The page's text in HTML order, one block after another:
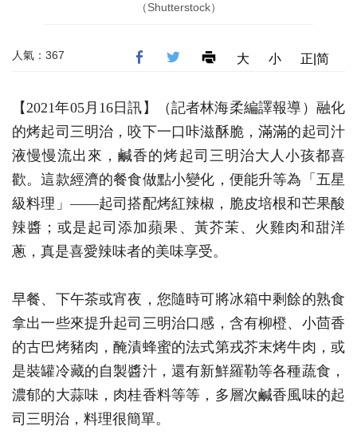
（Shutterstock）
人氣：367 大 小 正|简
【2021年05月16日訊】（記者林海柔編譯報導）融化
的烤起司三明治，咬下一口咔滋酥脆，滿滿的起司汁
液慢慢流出來，鹹香的烤起司三明治大人小孩都喜
歡。這款經濟的餐食做點小變化，便能升等為「五星
級料理」——起司搭配烤紅辣椒，脆皮培根和芒果酸
辣醬；或是起司添加蘋果、黃芥茉、火雞肉和甜洋
蔥，真是喜愛辣味者的美味享受。
早餐、下午茶或宵夜，您隨時可將冰箱中剩餘的熟食
拿出一些來提升起司三明治口感，含有柳橙、小茴香
的古巴烤豬肉，醃漬蜂蜜的法式第戎芥末烤牛肉，或
是裝罐冷藏的自製醬汁，還有新鮮羅勒等各種蔬食，
濃郁的大蒜味，肉桂香料等等，多層次鹹香風味的起
司三明治，料理很簡單。